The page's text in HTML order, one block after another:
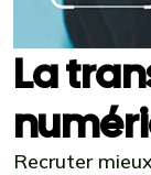
La
Recruter